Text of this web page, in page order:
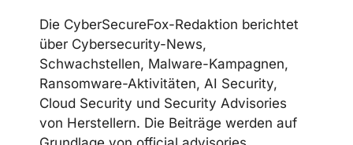
Die CyberSecureFox-Redaktion berichtet
über Cybersecurity-News,
Schwachstellen, Malware-Kampagnen,
Ransomware-Aktivitäten, AI Security,
Cloud Security und Security Advisories
von Herstellern. Die Beiträge werden auf